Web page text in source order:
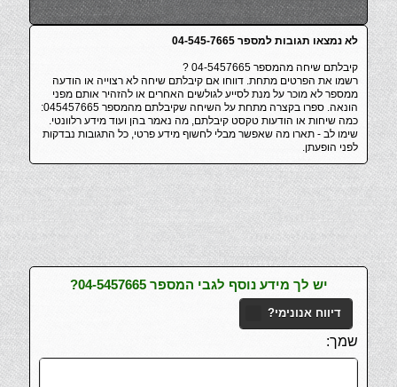
לא נמצאו תגובות למספר 04-545-7665
קיבלתם שיחה מהמספר 04-5457665 ?
רשמו את הפרטים מתחת. דווחו אם קיבלתם שיחה לא רצוייה או הודעה
ממספר לא מוכר על מנת לסייע לגולשים האחרים או להזהיר אותם מפני
הונאה. ספרו בקצרה מתחת על השיחה שקיבלתם מהמספר 045457665:
כמה שיחות או הודעות טקסט קיבלתם, מה נאמר בהן ועוד מידע רלוונטי.
שימו לב - תארו מה שאפשר מבלי לחשוף מידע פרטי, כל התגובות נבדקות
לפני הופעתן.
יש לך מידע נוסף לגבי המספר 04-5457665?
דיווח אנונימי?
שמך: